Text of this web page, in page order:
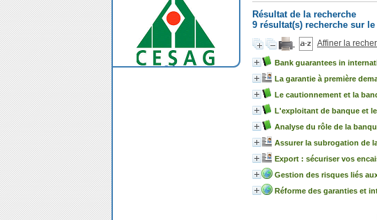
Résultat de la recherche
9 résultat(s) recherche sur
Affiner la
Bank guarantees in
La garantie à première
Le cautionnement et la
L'exploitant de banque et
Analyse du rôle de la
Assurer la subrogation de
Export : sécuriser vos
Gestion des risques liés
Réforme des garanties et